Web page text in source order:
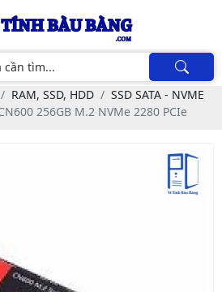
RAM, SSD, HDD
SSD SATA - NVME
256GB M.2 NVMe 2280 PCIe